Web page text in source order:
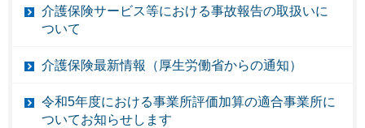
介護保険サービス等における事故報告の取扱いに
ついて
介護保険最新情報（厚生労働省からの通知）
令和5年度における事業所評価加算の適合事業所に
ついてお知らせします